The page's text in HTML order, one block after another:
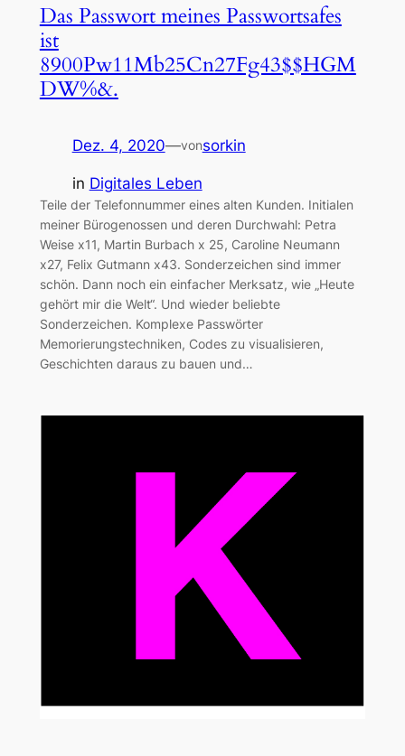
Das Passwort meines Passwortsafes
ist
8900Pw11Mb25Cn27Fg43$$HGM
DW%&.
Dez. 4, 2020—vonsorkin
in Digitales Leben
Teile der Telefonnummer eines alten Kunden. Initialen
meiner Bürogenossen und deren Durchwahl: Petra
Weise x11, Martin Burbach x 25, Caroline Neumann
x27, Felix Gutmann x43. Sonderzeichen sind immer
schön. Dann noch ein einfacher Merksatz, wie „Heute
gehört mir die Welt“. Und wieder beliebte
Sonderzeichen. Komplexe Passwörter
Memorierungstechniken, Codes zu visualisieren,
Geschichten daraus zu bauen und…